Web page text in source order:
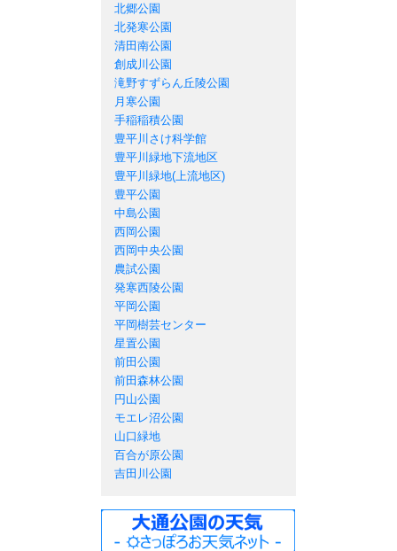
北郷公園
北発寒公園
清田南公園
創成川公園
滝野すずらん丘陵公園
月寒公園
手稲稲積公園
豊平川さけ科学館
豊平川緑地下流地区
豊平川緑地(上流地区)
豊平公園
中島公園
西岡公園
西岡中央公園
農試公園
発寒西陵公園
平岡公園
平岡樹芸センター
星置公園
前田公園
前田森林公園
円山公園
モエレ沼公園
山口緑地
百合が原公園
吉田川公園